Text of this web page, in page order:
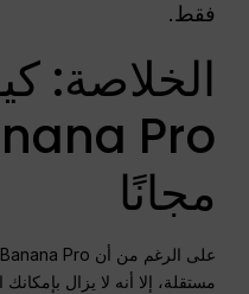
فقط.
الخلاصة:
Pro
مجانًا
مستقلة، إلا أنه لا يزال